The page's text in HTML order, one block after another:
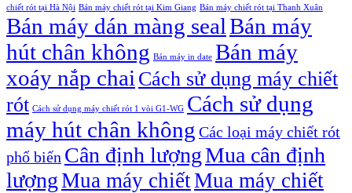
chiết rót tại Hà Nội Bán máy chiết rót tại Kim Giang Bán máy chiết rót tại Thanh Xuân
Bán máy dán màng sealBán máy
hút chân không Bán máy in date Bán máy
xoáy nắp chai Cách sử dụng máy chiết
rót Cách sử dụng máy chiết rót 1 vòi G1-WG Cách sử dụng
máy hút chân không Các loại máy chiết rót
phổ biến Cân định lượngMua cân định
lượngMua máy chiếtMua máy chiết